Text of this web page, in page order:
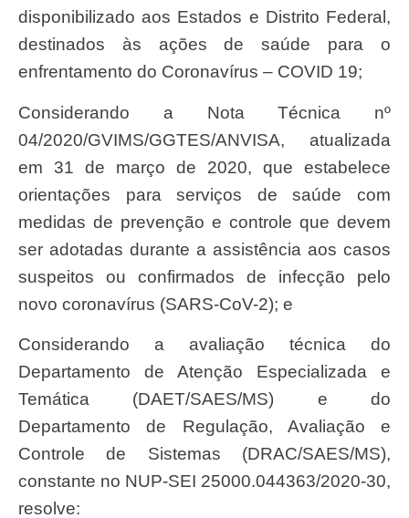
disponibilizado aos Estados e Distrito Federal,
destinados às ações de saúde para o
enfrentamento do Coronavírus – COVID 19;
Considerando a Nota Técnica nº
04/2020/GVIMS/GGTES/ANVISA, atualizada
em 31 de março de 2020, que estabelece
orientações para serviços de saúde com
medidas de prevenção e controle que devem
ser adotadas durante a assistência aos casos
suspeitos ou confirmados de infecção pelo
novo coronavírus (SARS-CoV-2); e
Considerando a avaliação técnica do
Departamento de Atenção Especializada e
Temática (DAET/SAES/MS) e do
Departamento de Regulação, Avaliação e
Controle de Sistemas (DRAC/SAES/MS),
constante no NUP-SEI 25000.044363/2020-30,
resolve: